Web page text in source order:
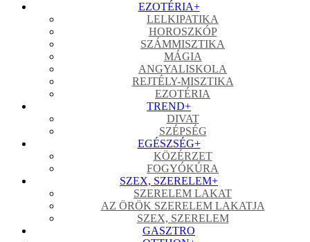
EZOTÉRIA+
LELKIPATIKA
HOROSZKÓP
SZÁMMISZTIKA
MÁGIA
ANGYALISKOLA
REJTÉLY-MISZTIKA
EZOTÉRIA
TREND+
DIVAT
SZÉPSÉG
EGÉSZSÉG+
KÖZÉRZET
FOGYÓKÚRA
SZEX, SZERELEM+
SZERELEM LAKAT
AZ ÖRÖK SZERELEM LAKATJA
SZEX, SZERELEM
GASZTRO